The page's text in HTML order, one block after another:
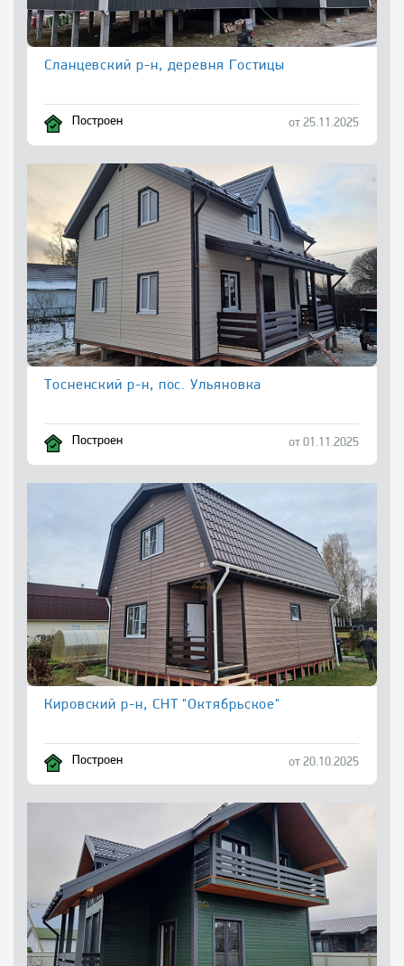
Сланцевский р-н, деревня Гостицы
Построен от 25.11.2025
Тосненский р-н, пос. Ульяновка
Построен от 01.11.2025
Кировский р-н, СНТ "Октябрьское"
Построен от 20.10.2025